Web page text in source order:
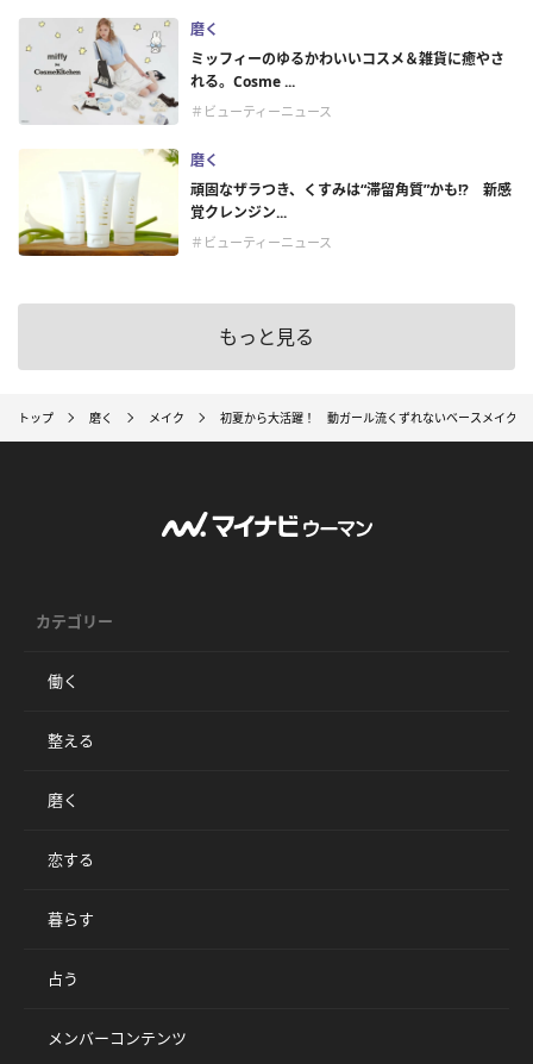
磨く
ミッフィーのゆるかわいいコスメ＆雑貨に癒やさ
れる。Cosme ...
＃ビューティーニュース
磨く
頑固なザラつき、くすみは“滞留角質”かも!? 新感
覚クレンジン...
＃ビューティーニュース
もっと見る
トップ 磨く メイク 初夏から大活躍！ 動ガール流くずれないベースメイク術
カテゴリー
働く
整える
磨く
恋する
暮らす
占う
メンバーコンテンツ